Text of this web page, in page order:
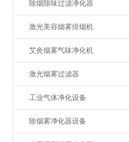
除烟除味过滤净化器
激光美容烟雾排烟机
艾灸烟雾气味净化机
激光烟雾过滤器
工业气体净化设备
除烟雾净化器设备